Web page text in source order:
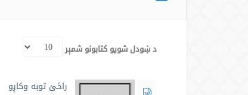
د ښودل شویو کتابونو شمېر
راځئ توبه وکاږو